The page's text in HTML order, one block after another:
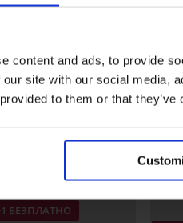
content and ads, to provide
site with our social media,
to them or that
БЕЗПЛАТНО